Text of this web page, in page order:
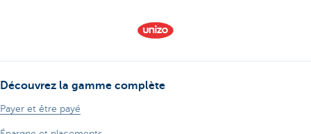
Découvrez la gamme complète
Payer et être payé